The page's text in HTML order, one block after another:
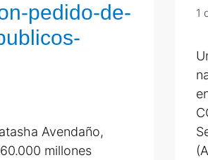
pedido-de-
Avendaño,
millones
1